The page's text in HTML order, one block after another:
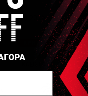
36cm
180cm , διαλέξτε